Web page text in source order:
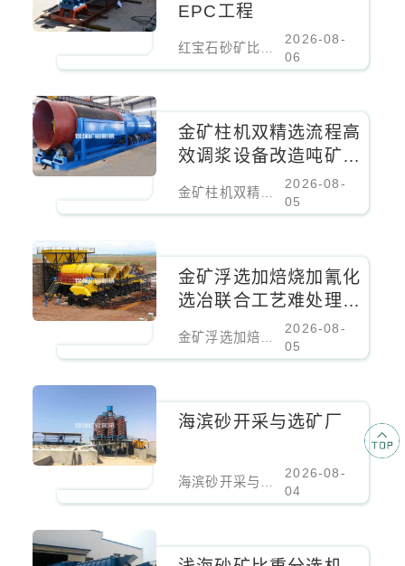
EPC工程
红宝石砂矿比重分选EPC工程
2026-08-
06
金矿柱机双精选流程高
效调浆设备改造吨矿成
本降低百分之二十
金矿柱机双精选流程高效调浆设备改造吨矿成本降低百分之二十
2026-08-
05
金矿浮选加焙烧加氰化
选冶联合工艺难处理金
金矿浮选加焙烧加氰化选冶联合工艺难处理金矿核心设备
2026-08-
05
海滨砂开采与选矿厂
海滨砂开采与选矿厂
2026-08-
04